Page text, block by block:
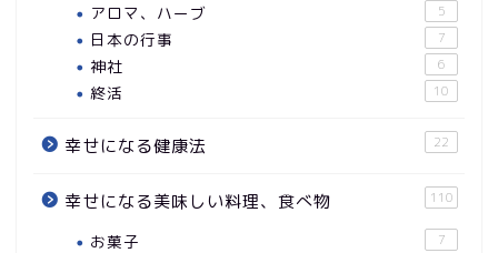
アロマ、ハーブ 5
日本の行事 7
神社 6
終活 10
幸せになる健康法 22
幸せになる美味しい料理、食べ物 110
お菓子 7